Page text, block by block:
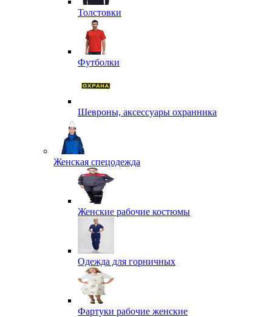
Толстовки
Футболки
Шевроны, аксессуары охранника
Женская спецодежда
Женские рабочие костюмы
Одежда для горничных
Фартуки рабочие женские